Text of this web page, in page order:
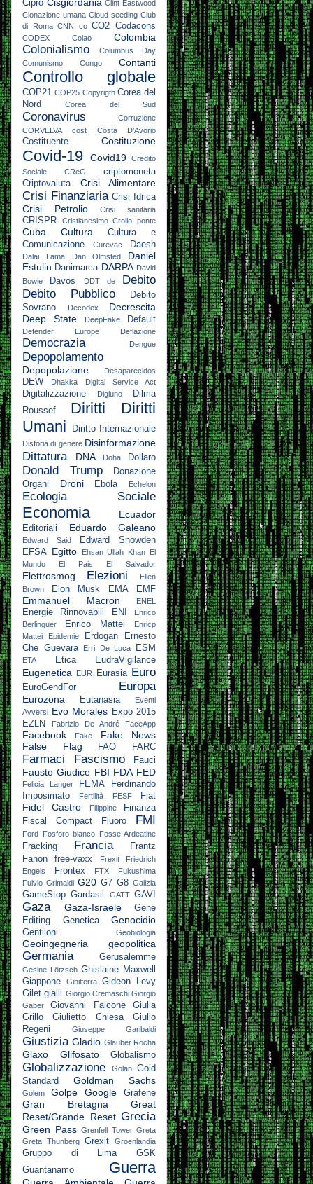
Cipro
Clint Eastwood
Clonazione umana Cloud seeding Club
di Roma CNN co CO2 Codacons
CODEX Colao Colombia
Colonialismo
Columbus Day
Comunismo
Congo Contanti
Controllo globale
COP21 COP25 Copyrigth Corea del
Nord
Corea del Sud
Coronavirus
Corruzione
CORVELVA
cost Costa D'Avorio
Costituente Costituzione
Covid-19 Covid19
Credito
Sociale
CReG
criptomoneta
Criptovaluta
Crisi Alimentare
Crisi Finanziaria Crisi Idrica
Crisi Petrolio Crisi sanitaria
CRISPR Cristianesimo Crollo ponte
Cuba Cultura
Cultura e
Comunicazione
Curevac Daesh
Dalai Lama Dan Olmsted
Daniel
Estulin Danimarca DARPA David
Bowie
Davos DDT de
Debito
Debito Pubblico
Debito
Sovrano
Decodex
Decrescita
Deep State
DeepFake Default
Defender Europe Deflazione
Democrazia Dengue
Depopolamento
Depopolazione Desaparecidos
DEW Dhakka Digital Service Act
Digitalizzazione Digiuno
Dilma
Roussef
Diritti
Diritti
Umani
Diritto Internazionale
Disforia di genere Disinformazione
Dittatura DNA Doha Dollaro
Donald Trump
Donazione
Organi
Droni Ebola Echelon
Ecologia Sociale
Economia Ecuador
Editoriali Eduardo Galeano
Edward Said
Edward Snowden
EFSA Egitto Ehsan Ullah Khan El
Mundo
El Pais El Salvador
Elettrosmog Elezioni
Ellen
Brown
Elon Musk EMA EMF
Emmanuel Macron ENEL
Energie Rinnovabili ENI
Enrico
Berlinguer
Enrico Mattei
Enricp
Mattei
Epidemie Erdogan
Ernesto
Che Guevara
Erri De Luca ESM
ETA Etica EudraVigilance
Eugenetica EUR Eurasia Euro
EuroGendFor Europa
Eurozona Eutanasia
Eventi
Avversi Evo Morales Expo 2015
EZLN
Fabrizio De André FaceApp
Facebook Fake
Fake News
False Flag
FAO FARC
Farmaci Fascismo Fauci
Fausto Giudice FBI FDA FED
Felicia Langer FEMA
Ferdinando
Imposimato
Fertilità FESF Fiat
Fidel Castro Filippine
Finanza
Fiscal Compact
Fluoro FMI
Ford Fosforo bianco Fosse Ardeatine
Fracking Francia
Frantz
Fanon
free-vaxx Frexit
Friedrich
Engels
Frontex FTX
Fukushima
Fulvio Grimaldi G20 G7 G8 Galizia
GameStop Gardasil GATT GAVI
Gaza Gaza-Israele
Gene
Editing
Genetica Genocidio
Gentiloni Geobiologia
Geoingegneria geopolitica
Germania Gerusalemme
Gesine Lötzsch Ghislaine Maxwell
Giappone
Gibilterra Gideon Levy
Gilet gialli Giorgio Cremaschi Giorgio
Gaber
Giovanni Falcone
Giulia
Grillo
Giulietto Chiesa
Giulio
Regeni
Giuseppe Garibaldi
Giustizia Gladio Glauber Rocha
Glaxo Glifosato Globalismo
Globalizzazione Golan Gold
Standard
Goldman Sachs
Golem Golpe Google Grafene
Gran Bretagna
Great
Reset/Grande Reset Grecia
Green Pass Grenfell Tower Greta
Greta Thunberg Grexit Groenlandia
Gruppo di Lima
GSK
Guantanamo
Guerra